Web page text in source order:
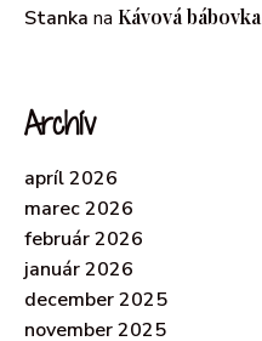
Stanka na Kávová bábovka
Archív
apríl 2026
marec 2026
február 2026
január 2026
december 2025
november 2025